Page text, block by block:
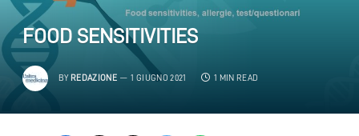
FOOD SENSITIVITIES
BY REDAZIONE 1 GIUGNO 2021 1 MIN READ